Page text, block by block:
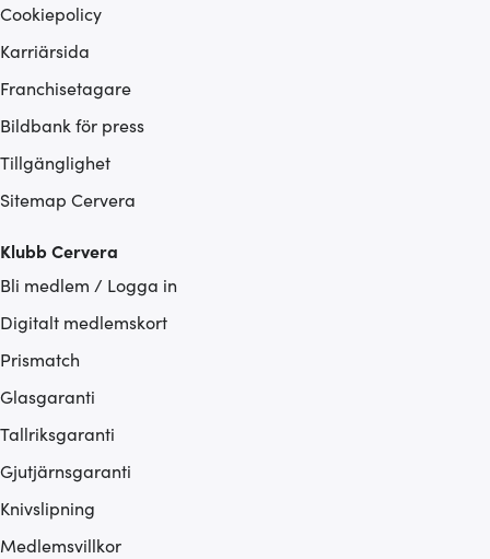
Cookiepolicy
Karriärsida
Franchisetagare
Bildbank för press
Tillgänglighet
Sitemap Cervera
Klubb Cervera
Bli medlem / Logga in
Digitalt medlemskort
Prismatch
Glasgaranti
Tallriksgaranti
Gjutjärnsgaranti
Knivslipning
Medlemsvillkor